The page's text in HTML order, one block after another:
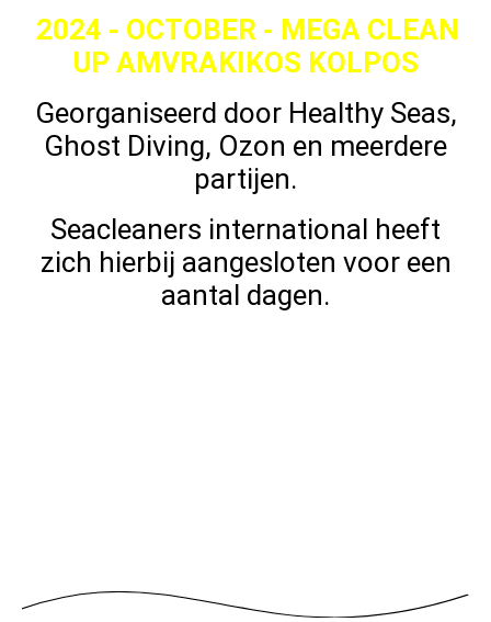
2024 - OCTOBER - MEGA CLEAN
UP AMVRAKIKOS KOLPOS
Georganiseerd door Healthy Seas,
Ghost Diving, Ozon en meerdere
partijen.
Seacleaners international heeft
zich hierbij aangesloten voor een
aantal dagen.